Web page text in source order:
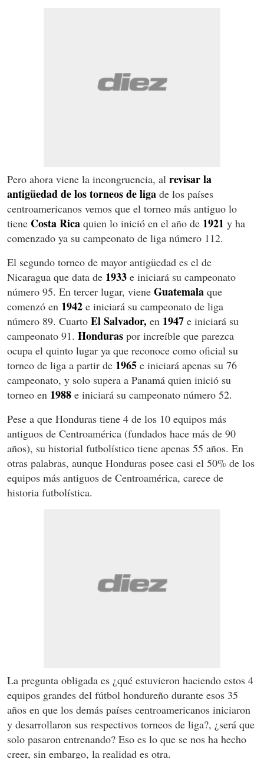
Pero ahora viene la incongruencia, al revisar la
antigüedad de los torneosde liga de los países
centroamericanos vemos que el torneo más antiguo lo
tiene Costa Rica quien lo inició en el año de 1921 y ha
comenzado ya su campeonato de liga número 112.
El segundo torneo de mayor antigüedad es el de
Nicaragua que data de 1933 e iniciará su campeonato
número 95. En tercer lugar, viene Guatemala que
comenzó en 1942 e iniciará su campeonato de liga
número 89. Cuarto El Salvador, en 1947 e iniciará su
campeonato 91. Honduras por increíble que parezca
ocupa el quinto lugar ya que reconoce como oficial su
torneo de liga a partir de 1965 e iniciará apenas su 76
campeonato, y solo supera a Panamá quien inició su
torneo en 1988 e iniciará su campeonato número 52.
Pese a que Honduras tiene 4 de los 10 equipos más
antiguos de Centroamérica (fundados hace más de 90
años), su historial futbolístico tiene apenas 55 años. En
otras palabras, aunque Honduras posee casi el 50% de los
equipos más antiguos de Centroamérica, carece de
historia futbolística.
La pregunta obligada es ¿qué estuvieron haciendo estos 4
equipos grandes del fútbol hondureño durante esos 35
años en que los demás países centroamericanos iniciaron
y desarrollaron sus respectivos torneos de liga?, ¿será que
solo pasaron entrenando? Eso es lo que se nos ha hecho
creer, sin embargo, la realidad es otra.